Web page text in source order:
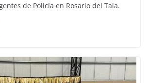
de Policía en Rosario del Tala.